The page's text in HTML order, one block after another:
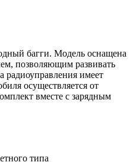
багги. Модель оснащена
позволяющим развивать
радиоуправления имеет
осуществляется от
вместе с зарядным
типа